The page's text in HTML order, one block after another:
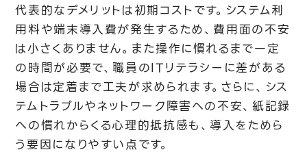
代表的なデメリットは初期コストです。システム利
用料や端末導入費が発生するため、費用面の不安
は小さくありません。また操作に慣れるまで一定
の時間が必要で、職員のITリテラシーに差がある
場合は定着まで工夫が求められます。さらに、シス
テムトラブルやネットワーク障害への不安、紙記録
への慣れからくる心理的抵抗感も、導入をためら
う要因になりやすい点です。